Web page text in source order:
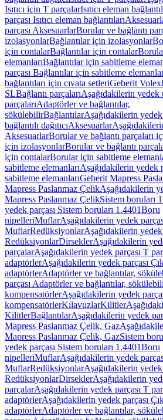
Isıtıcı için T parçalarIsıtıcı eleman
parçası Isıtıcı eleman bağlantıları
parçası AksesuarlarBorular ve bağlantı
izolasyonlarBağlantılar için izolasyonlar
için contalarBağlantılar için contalar
elemanlarıBağlantılar için sabitleme
parçası Bağlantılar için sabitleme
bağlantıları için cıvata setleriGeberit Volex
SLBağlantı parçalarıAşağıdakilerin yedek
parçalarıAdaptörler ve bağlantılar,
sökülebilirBağlantılarAşağıdakilerin
bağlantılı dağıtıcıAksesuarlar
AksesuarlarBorular ve bağlantı parçaları
için izolasyonlarBorular ve bağlantı
için contalarBorular için sabitleme
sabitleme elemanlarıAşağıdakilerin yedek
sabitleme elemanlarıGeberit Mapress
Mapress Paslanmaz ÇelikAşağıdakilerin
Mapress Paslanmaz ÇelikSistem boruları
yedek parçası Sistem boruları 1.4401Boru
nipelleriMuflarAşağıdakilerin yedek
MuflarRedüksiyonlarAşağıdakilerin yedek
RedüksiyonlarDirseklerAşağıdakilerin
parçalarAşağıdakilerin yedek parçası T
adaptörlerAşağıdakilerin yedek parçası
adaptörlerAdaptörler ve bağlantılar,
parçası Adaptörler ve bağlantılar,
kompensatörlerAşağıdakilerin yedek
kompensatörlerKılavuzlarKilitler
KilitlerBağlantılarAşağıdakilerin yedek
Mapress Paslanmaz Çelik, Gaz
Mapress Paslanmaz Çelik, GazSistem
yedek parçası Sistem boruları 1.4401Boru
nipelleriMuflarAşağıdakilerin yedek
MuflarRedüksiyonlarAşağıdakilerin yedek
RedüksiyonlarDirseklerAşağıdakilerin
parçalarAşağıdakilerin yedek parçası T
adaptörlerAşağıdakilerin yedek parçası
adaptörlerAdaptörler ve bağlantılar,